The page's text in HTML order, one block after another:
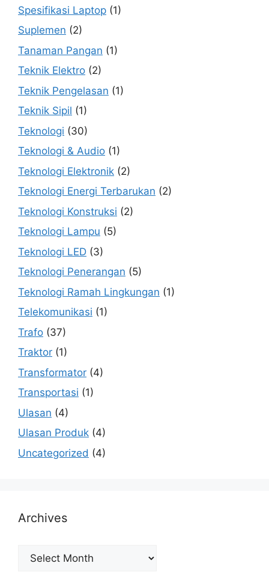
Spesifikasi Laptop (1)
Suplemen (2)
Tanaman Pangan (1)
Teknik Elektro (2)
Teknik Pengelasan (1)
Teknik Sipil (1)
Teknologi (30)
Teknologi & Audio (1)
Teknologi Elektronik (2)
Teknologi Energi Terbarukan (2)
Teknologi Konstruksi (2)
Teknologi Lampu (5)
Teknologi LED (3)
Teknologi Penerangan (5)
Teknologi Ramah Lingkungan (1)
Telekomunikasi (1)
Trafo (37)
Traktor (1)
Transformator (4)
Transportasi (1)
Ulasan (4)
Ulasan Produk (4)
Uncategorized (4)
Archives
Archives